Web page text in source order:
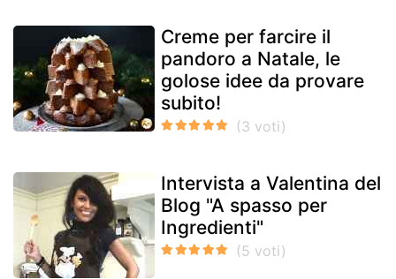
Creme per farcire il
pandoro a Natale, le
golose idee da provare
subito!
Intervista a Valentina del
Blog "A spasso per
Ingredienti"